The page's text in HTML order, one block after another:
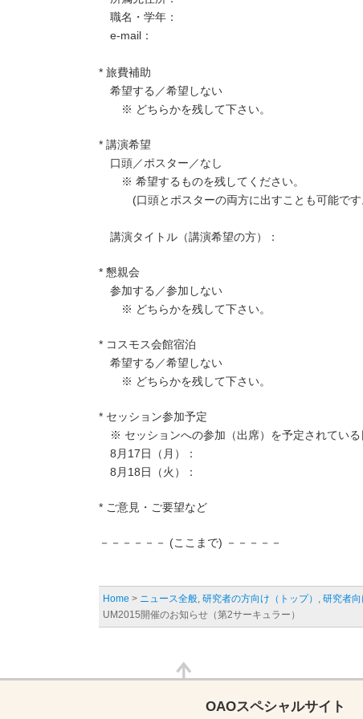
職名・学年：
e-mail：
* 旅費補助
希望する／希望しない
※ どちらかを残して下さい。
* 講演希望
口頭／ポスター／なし
※ 希望するものを残してください。
(口頭とポスターの両方に出すことも可能です
講演タイトル（講演希望の方）：
* 懇親会
参加する／参加しない
※ どちらかを残して下さい。
* コスモス会館宿泊
希望する／希望しない
※ どちらかを残して下さい。
* セッション参加予定
※ セッションへの参加（出席）を予定されている
8月17日（月）：
8月18日（火）：
* ご意見・ご要望など
－－－－－－ (ここまで) －－－－－
Home > ニュース全般, 研究者の方向け（トップ） , 研究者
UM2015開催のお知らせ（第2サーキュラー）
OAOスペシャルサイト